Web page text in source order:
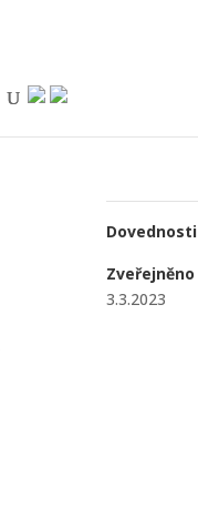
Dovednosti
Zveřejněno
3.3.2023